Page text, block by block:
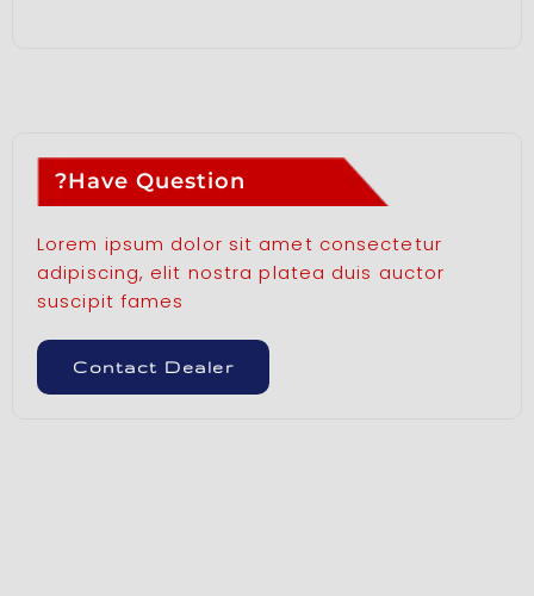
Have Question?
Lorem ipsum dolor sit amet consectetur
adipiscing, elit nostra platea duis auctor
suscipit fames
Contact Dealer